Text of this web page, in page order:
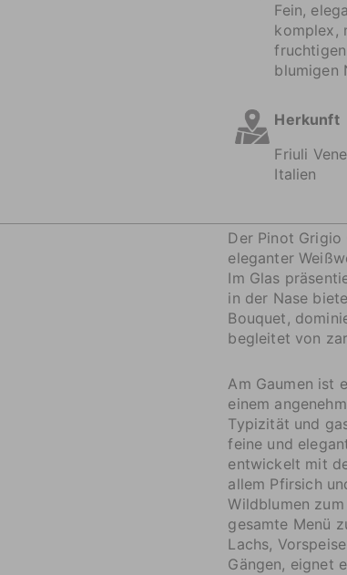
Fein,
komplex,
blumigen
Herkunft
Friuli
Italien
Der Pinot Grigio
eleganter
Im Glas
in der Nase
Bouquet,
begleitet von
Am Gaumen ist
einem
Typizität und
feine und
entwickelt mit
allem Pfirsich
Wildblumen
gesamte Menü
Lachs,
Gängen, eignet